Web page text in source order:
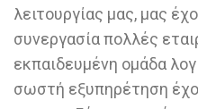
λειτουργίας μας, μας
συνεργασία πολλές
εκπαιδευμένη ομάδα
σωστή εξυπηρέτηση